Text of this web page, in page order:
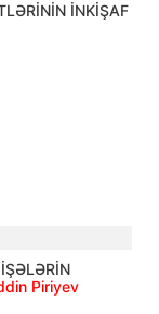
İNKİŞAF
Piriyev